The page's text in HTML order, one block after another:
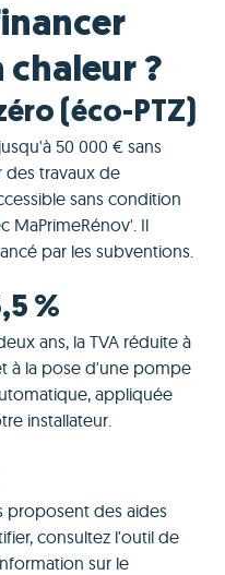
?
(éco-PTZ)
50 000 € sans
des travaux de
sans condition
MaPrimeRénov'. Il
par les subventions.
%
ans, la TVA réduite à
à la pose d'une pompe
appliquée
installateur.
proposent des aides
consultez l'outil de
sur le